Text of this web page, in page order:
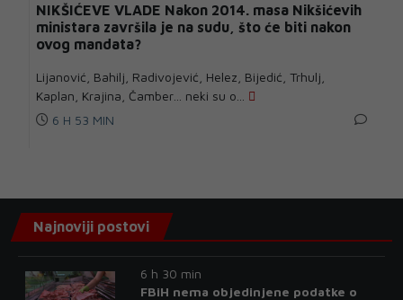
NIKŠIĆEVE VLADE Nakon 2014. masa Nikšićevih
ministara završila je na sudu, što će biti nakon
ovog mandata?
Lijanović, Bahilj, Radivojević, Helez, Bijedić, Trhulj,
Kaplan, Krajina, Čamber… neki su o...
6 H 53 MIN
Najnoviji postovi
6 h 30 min
FBiH nema objedinjene podatke o